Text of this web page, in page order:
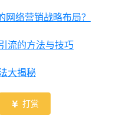
络营销战略布局？
流的方法与技巧
大揭秘
 打赏